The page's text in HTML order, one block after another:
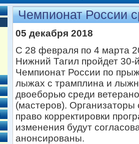
Чемпионат России
05 декабря 2018
С 28 февраля по 4 марта
Нижний Тагил пройдет 30-
Чемпионат России по
лыжах с трамплина и
двоеборью среди
(мастеров). Организаторы
право корректировки
изменения будут
анонсированы.